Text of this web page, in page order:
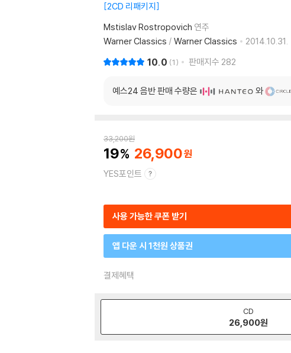
2CD 리패키지
Mstislav Rostropovich 연주
Warner Classics / Warner Classics 2014.10.31.
10.0 1 판매지수 282
예스24 음반 판매 수량은 와
33,200원
19 26,900
YES포인트
사용 가능한 쿠폰 받기
앱 다운 시 1천원 상품권
결제혜택
CD
26,900원